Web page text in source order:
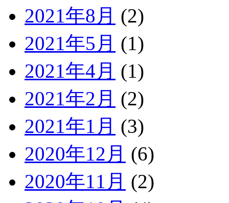
2021年8月 (2)
2021年5月 (1)
2021年4月 (1)
2021年2月 (2)
2021年1月 (3)
2020年12月 (6)
2020年11月 (2)